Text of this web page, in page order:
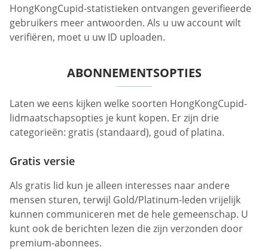
HongKongCupid-statistieken ontvangen geverifieerde
gebruikers meer antwoorden. Als u uw account wilt
verifiëren, moet u uw ID uploaden.
ABONNEMENTSOPTIES
Laten we eens kijken welke soorten HongKongCupid-
lidmaatschapsopties je kunt kopen. Er zijn drie
categorieën: gratis (standaard), goud of platina.
Gratis versie
Als gratis lid kun je alleen interesses naar andere
mensen sturen, terwijl Gold/Platinum-leden vrijelijk
kunnen communiceren met de hele gemeenschap. U
kunt ook de berichten lezen die zijn verzonden door
premium-abonnees.